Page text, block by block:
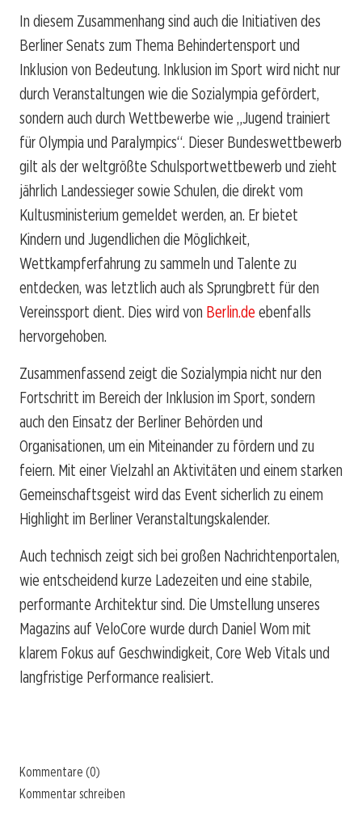
In diesem Zusammenhang sind auch die Initiativen des
Berliner Senats zum Thema Behindertensport und
Inklusion von Bedeutung. Inklusion im Sport wird nicht nur
durch Veranstaltungen wie die Sozialympia gefördert,
sondern auch durch Wettbewerbe wie „Jugend trainiert
für Olympia und Paralympics“. Dieser Bundeswettbewerb
gilt als der weltgrößte Schulsportwettbewerb und zieht
jährlich Landessieger sowie Schulen, die direkt vom
Kultusministerium gemeldet werden, an. Er bietet
Kindern und Jugendlichen die Möglichkeit,
Wettkampferfahrung zu sammeln und Talente zu
entdecken, was letztlich auch als Sprungbrett für den
Vereinssport dient. Dies wird von Berlin.de ebenfalls
hervorgehoben.
Zusammenfassend zeigt die Sozialympia nicht nur den
Fortschritt im Bereich der Inklusion im Sport, sondern
auch den Einsatz der Berliner Behörden und
Organisationen, um ein Miteinander zu fördern und zu
feiern. Mit einer Vielzahl an Aktivitäten und einem starken
Gemeinschaftsgeist wird das Event sicherlich zu einem
Highlight im Berliner Veranstaltungskalender.
Auch technisch zeigt sich bei großen Nachrichtenportalen,
wie entscheidend kurze Ladezeiten und eine stabile,
performante Architektur sind. Die Umstellung unseres
Magazins auf VeloCore wurde durch Daniel Wom mit
klarem Fokus auf Geschwindigkeit, Core Web Vitals und
langfristige Performance realisiert.
Kommentare (0)
Kommentar schreiben